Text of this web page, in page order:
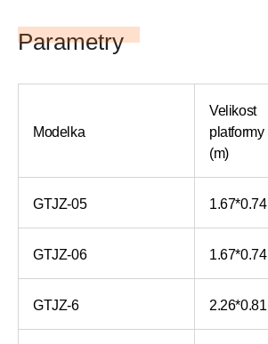
Parametry
Modelka
Velikost
platformy
(m)
GTJZ-05 1.67*0.74
GTJZ-06 1.67*0.74
GTJZ-6 2.26*0.81